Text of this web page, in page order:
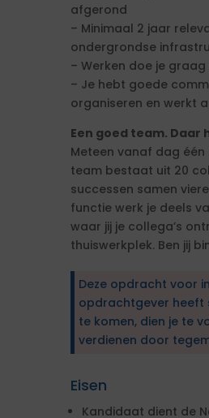
afgerond
– Minimaal 2 jaar
ondergrondse
– Werken doe je graag
– Je hebt goede
organiseren en werkt
Een goed team. Daar
Meteen vanaf dag één
team bestaat uit 20
successen samen
functie werk je deels
waar jij je collega’s
thuiswerkplek. Ben jij
Deze opdracht voor
opdrachtgever heeft
te komen, dien je te
verdienen door
Eisen
Kandidaat dient de